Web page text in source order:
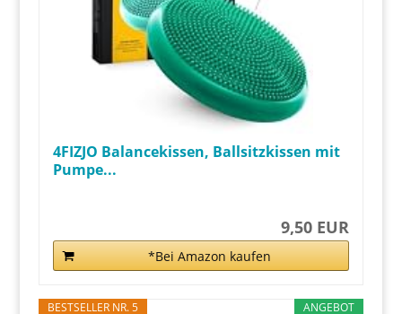
4FIZJO Balancekissen, Ballsitzkissen mit
Pumpe...
9,50 EUR
*Bei Amazon kaufen
ANGEBOT
BESTSELLER NR. 5